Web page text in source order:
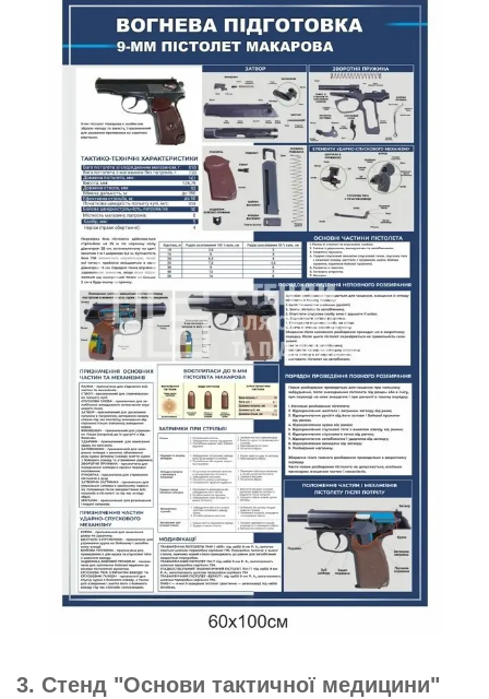
3. Стенд "Основи тактичної медицини"